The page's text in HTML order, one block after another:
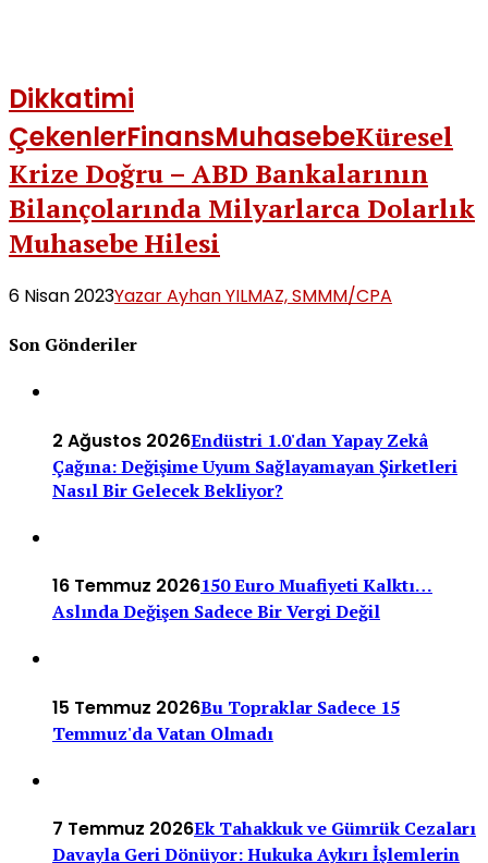
Dikkatimi
ÇekenlerFinansMuhasebeKüresel
Krize Doğru – ABD Bankalarının
Bilançolarında Milyarlarca Dolarlık
Muhasebe Hilesi
6 Nisan 2023Yazar Ayhan YILMAZ, SMMM/CPA
Son Gönderiler
2 Ağustos 2026Endüstri 1.0'dan Yapay Zekâ
Çağına: Değişime Uyum Sağlayamayan Şirketleri
Nasıl Bir Gelecek Bekliyor?
16 Temmuz 2026150 Euro Muafiyeti Kalktı…
Aslında Değişen Sadece Bir Vergi Değil
15 Temmuz 2026Bu Topraklar Sadece 15
Temmuz'da Vatan Olmadı
7 Temmuz 2026Ek Tahakkuk ve Gümrük Cezaları
Davayla Geri Dönüyor: Hukuka Aykırı İşlemlerin